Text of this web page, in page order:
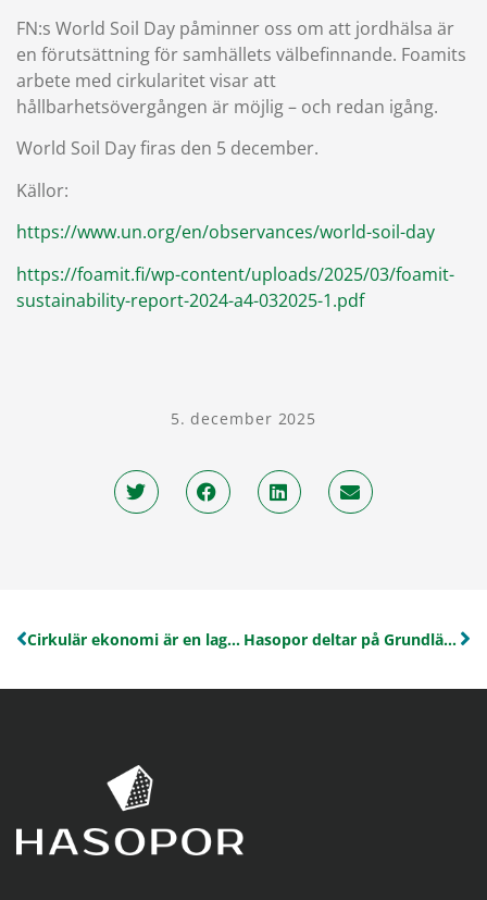
FN:s World Soil Day påminner oss om att jordhälsa är
en förutsättning för samhällets välbefinnande. Foamits
arbete med cirkularitet visar att
hållbarhetsövergången är möjlig – och redan igång.
World Soil Day firas den 5 december.
Källor:
https://www.un.org/en/observances/world-soil-day
https://foamit.fi/wp-content/uploads/2025/03/foamit-
sustainability-report-2024-a4-032025-1.pdf
5. december 2025
Cirkulär ekonomi är en lagsport – Samarbete håller material i omlopp Hasopor deltar på Grundläggningsdagen 2026